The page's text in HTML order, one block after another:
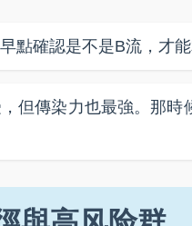
點確認是不是B流，才能
但傳染力也最強。那